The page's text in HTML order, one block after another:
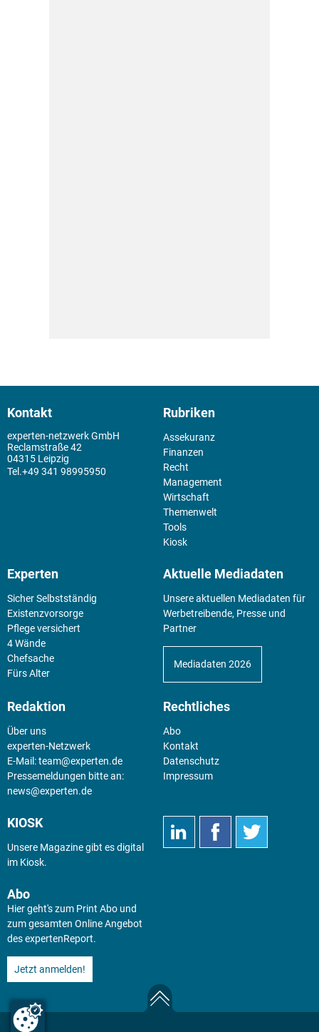
Kontakt
experten-netzwerk GmbH
Reclamstraße 42
04315 Leipzig
+49 341 98995950
Rubriken
Assekuranz
Finanzen
Recht
Management
Wirtschaft
Themenwelt
Tools
Kiosk
Experten
Sicher Selbstständig
Existenz­vorsorge
Pflege versichert
4 Wände
Chefsache
Fürs Alter
Aktuelle Mediadaten
Unsere aktuellen Mediadaten für
Werbetreibende, Presse und
Partner
Mediadaten 2026
Redaktion
Über uns
experten-Netzwerk
E-Mail:team@experten.de
Pressemeldungen bitte an:
news@experten.de
Rechtliches
Abo
Kontakt
Datenschutz
Impressum
KIOSK
Unsere Magazine gibt es digital
im Kiosk.
Abo
Hier geht's zum Print Abo und
zum gesamten Online Angebot
des expertenReport.
Jetzt anmelden!